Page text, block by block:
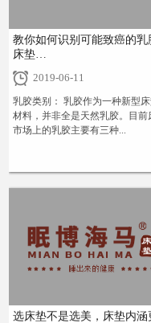
教你如何识别可能致癌的乳
床垫…
2019-06-11
乳胶类别： 乳胶作为一种新型
材料，并非全是天然乳胶。目前
市场上的乳胶主要有三种...
+
选床垫不是选美，床垫内涵